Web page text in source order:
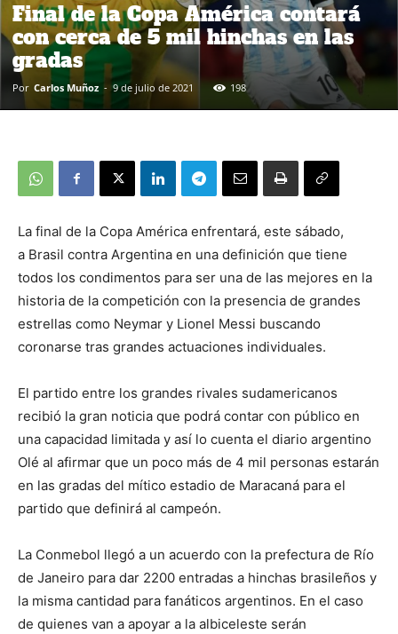
Final de la Copa América contará
con cerca de 5 mil hinchas en las
gradas
Por Carlos Muñoz - 9 de julio de 2021 198
La final de la Copa América enfrentará, este sábado,
a Brasil contra Argentina en una definición que tiene
todos los condimentos para ser una de las mejores en la
historia de la competición con la presencia de grandes
estrellas como Neymar y Lionel Messi buscando
coronarse tras grandes actuaciones individuales.
El partido entre los grandes rivales sudamericanos
recibió la gran noticia que podrá contar con público en
una capacidad limitada y así lo cuenta el diario argentino
Olé al afirmar que un poco más de 4 mil personas estarán
en las gradas del mítico estadio de Maracaná para el
partido que definirá al campeón.
La Conmebol llegó a un acuerdo con la prefectura de Río
de Janeiro para dar 2200 entradas a hinchas brasileños y
la misma cantidad para fanáticos argentinos. En el caso
de quienes van a apoyar a la albiceleste serán